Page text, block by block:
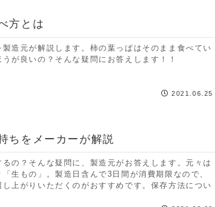
方とは
造元が解説します。柿の葉っぱはそのまま食べてい
が良いの？そんな疑問にお答えします！！
2021.06.25
ちをメーカーが解説
の？そんな疑問に、製造元がお答えします。元々は
生もの」。製造日含んで3日間が消費期限なので、
上がりいただくのがおすすめです。保存方法につい